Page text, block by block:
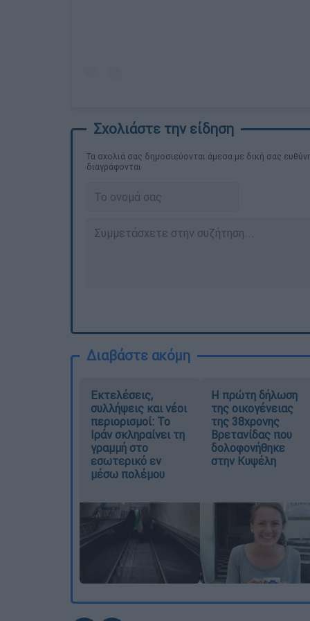
Τα σχολιά σας δημοσιεύονται άμεσα με δική σας
διαγράφονται
Διαβάστε ακόμη
Εκτελέσεις,
συλλήψεις και νέοι
περιορισμοί: Το
Ιράν σκληραίνει τη
γραμμή στο
εσωτερικό εν
μέσω πολέμου
Η πρώτη δήλωση
της οικογένειας
της 38χρονης
Βρετανίδας που
δολοφονήθηκε
στην Κυψέλη